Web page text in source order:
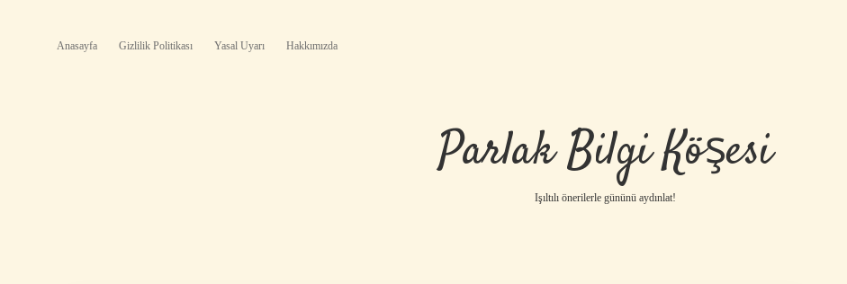
Anasayfa Gizlilik Politikası Yasal Uyarı Hakkımızda
Parlak Bilgi Köşesi
Işıltılı önerilerle gününü aydınlat!